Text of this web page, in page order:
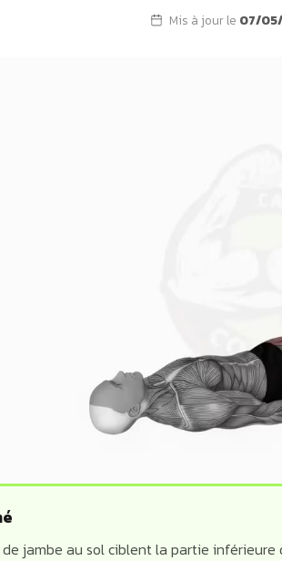
Mis à jour le 07/
de jambe au sol ciblent la partie